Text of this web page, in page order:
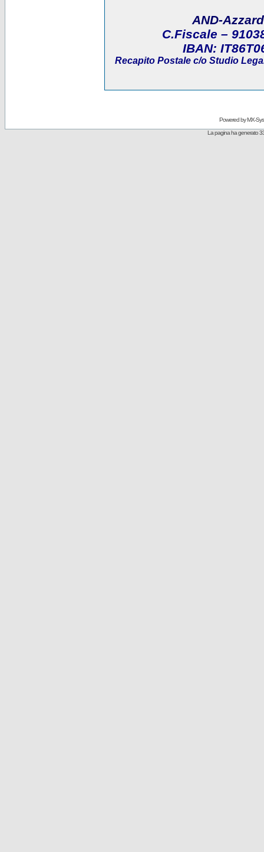
AND-
C.Fiscale –
IBAN:
Recapito Postale c/o Studio
Powered byMX-
La pagina ha generato